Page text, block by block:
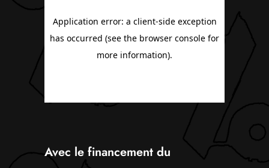
Avec le financement du